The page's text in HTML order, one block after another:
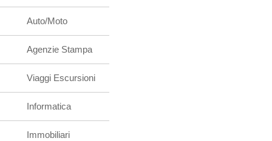
Auto/Moto
Agenzie Stampa
Viaggi Escursioni
Informatica
Immobiliari